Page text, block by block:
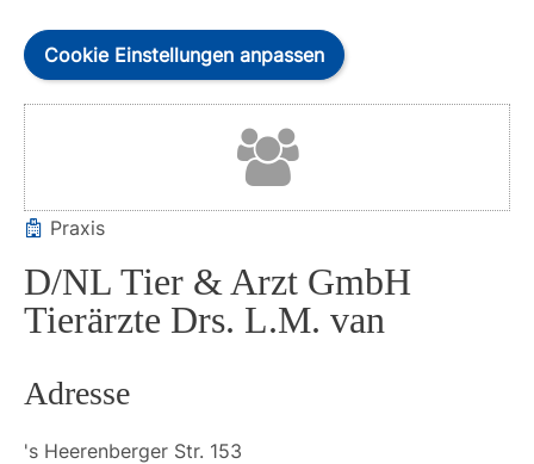
Cookie Einstellungen anpassen
Praxis
D/NL Tier & Arzt GmbH
Tierärzte Drs. L.M. van
Adresse
's Heerenberger Str. 153